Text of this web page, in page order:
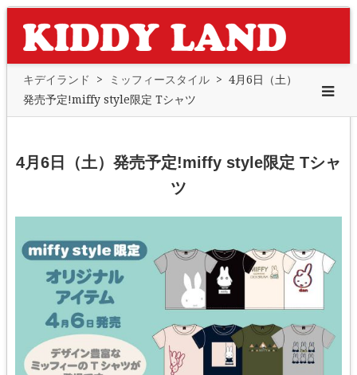
キデイランド > ミッフィースタイル > 4月6日（土）
発売予定!miffy style限定 Tシャツ
4月6日（土）発売予定!miffy style限定 Tシャ
ツ